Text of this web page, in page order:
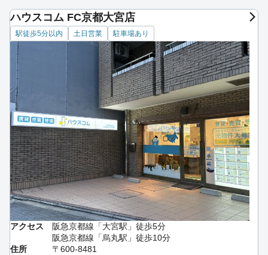
ハウスコム FC京都大宮店
駅徒歩5分以内 土日営業 駐車場あり
アクセス
阪急京都線「大宮駅」徒歩5分
阪急京都線「烏丸駅」徒歩10分
住所
〒600-8481